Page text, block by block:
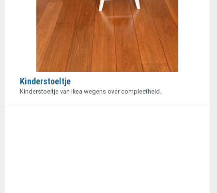
Kinderstoeltje
Kinderstoeltje van Ikea wegens over compleetheid.